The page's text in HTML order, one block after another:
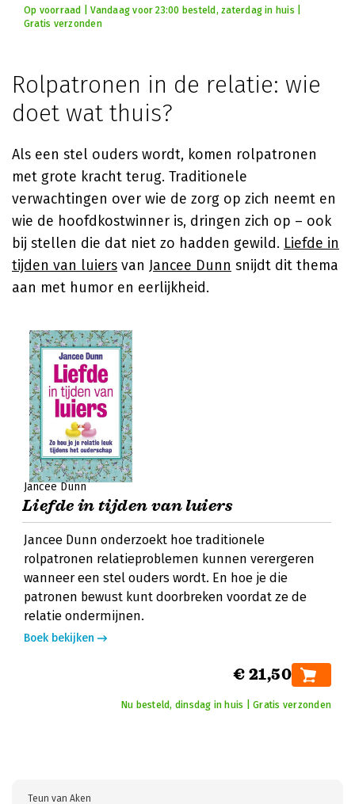
Op voorraad | Vandaag voor 23:00 besteld, zaterdag in huis |
Gratis verzonden
Rolpatronen in de relatie: wie
doet wat thuis?
Als een stel ouders wordt, komen rolpatronen
met grote kracht terug. Traditionele
verwachtingen over wie de zorg op zich neemt en
wie de hoofdkostwinner is, dringen zich op – ook
bij stellen die dat niet zo hadden gewild. Liefde in
tijden van luiers van Jancee Dunn snijdt dit thema
aan met humor en eerlijkheid.
Jancee Dunn
Liefde in tijden van luiers
Jancee Dunn onderzoekt hoe traditionele
rolpatronen relatieproblemen kunnen verergeren
wanneer een stel ouders wordt. En hoe je die
patronen bewust kunt doorbreken voordat ze de
relatie ondermijnen.
Boek bekijken
€ 21,50
Nu besteld, dinsdag in huis | Gratis verzonden
Teun van Aken